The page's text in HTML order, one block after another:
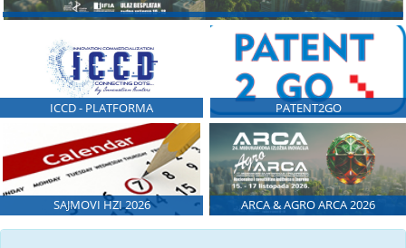
ICCD - PLATFORMA PATENT2GO
SAJMOVI HZI 2026 ARCA & AGRO ARCA 2026